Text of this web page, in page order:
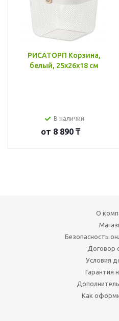
РИСАТОРП Корзина,
белый, 25x26x18 см
В наличии
от 8 890 ₸
О
Безопасность
Договор
Условия
Гарантия
Как